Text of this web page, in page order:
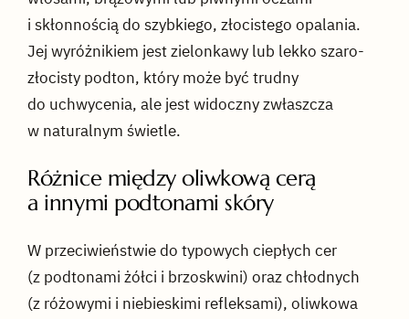
i skłonnością do szybkiego, złocistego opalania.
Jej wyróżnikiem jest zielonkawy lub lekko szaro-
złocisty podton, który może być trudny
do uchwycenia, ale jest widoczny zwłaszcza
w naturalnym świetle.
Różnice między oliwkową cerą
a innymi podtonami skóry
W przeciwieństwie do typowych ciepłych cer
(z podtonami żółci i brzoskwini) oraz chłodnych
(z różowymi i niebieskimi refleksami), oliwkowa